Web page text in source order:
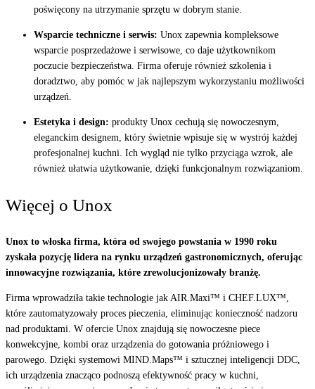
poświęcony na utrzymanie sprzętu w dobrym stanie.
Wsparcie techniczne i serwis: Unox zapewnia kompleksowe
wsparcie posprzedażowe i serwisowe, co daje użytkownikom
poczucie bezpieczeństwa. Firma oferuje również szkolenia i
doradztwo, aby pomóc w jak najlepszym wykorzystaniu możliwości
urządzeń.
Estetyka i design: produkty Unox cechują się nowoczesnym,
eleganckim designem, który świetnie wpisuje się w wystrój każdej
profesjonalnej kuchni. Ich wygląd nie tylko przyciąga wzrok, ale
również ułatwia użytkowanie, dzięki funkcjonalnym rozwiązaniom.
Więcej o Unox
Unox to włoska firma, która od swojego powstania w 1990 roku
zyskała pozycję lidera na rynku urządzeń gastronomicznych, oferując
innowacyjne rozwiązania, które zrewolucjonizowały branżę.
Firma wprowadziła takie technologie jak AIR.Maxi™ i CHEF.LUX™,
które zautomatyzowały proces pieczenia, eliminując konieczność nadzoru
nad produktami. W ofercie Unox znajdują się nowoczesne piece
konwekcyjne, kombi oraz urządzenia do gotowania próżniowego i
parowego. Dzięki systemowi MIND.Maps™ i sztucznej inteligencji DDC,
ich urządzenia znacząco podnoszą efektywność pracy w kuchni,